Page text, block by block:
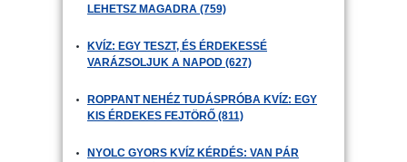
LEHETSZ MAGADRA (759)
KVÍZ: EGY TESZT, ÉS ÉRDEKESSÉ
VARÁZSOLJUK A NAPOD (627)
ROPPANT NEHÉZ TUDÁSPRÓBA KVÍZ: EGY
KIS ÉRDEKES FEJTÖRŐ (811)
NYOLC GYORS KVÍZ KÉRDÉS: VAN PÁR